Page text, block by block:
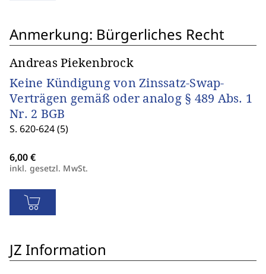
Anmerkung: Bürgerliches Recht
Andreas Piekenbrock
Keine Kündigung von Zinssatz-Swap-
Verträgen gemäß oder analog § 489 Abs. 1
Nr. 2 BGB
S. 620-624 (5)
inkl. gesetzl. MwSt.
JZ Information